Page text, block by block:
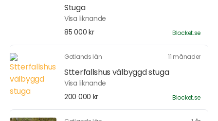
Stuga
Visa liknande
85 000 kr
Blocket.se
Gotlands län 11 månader
Stterfallshus välbyggd stuga
Visa liknande
200 000 kr
Blocket.se